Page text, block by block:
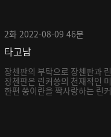
2화 2022-08-09 46분
타고남
장첸판의 부탁으로 장첸판과
장첸판은 린커쑹의 천재적인
한편 쑹이란을 짝사랑하는 린